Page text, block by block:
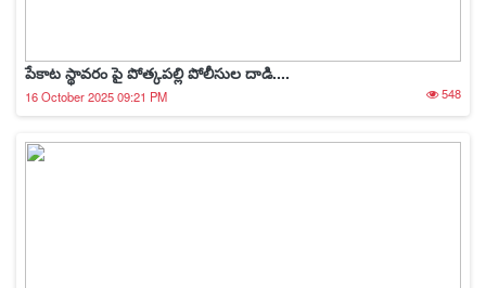
పేకాట స్థావరం పై పోత్కపల్లి పోలీసుల దాడి....
16 October 2025 09:21 PM 548